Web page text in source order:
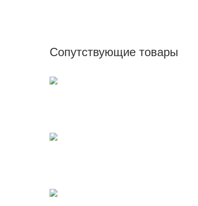
Сопутствующие товары